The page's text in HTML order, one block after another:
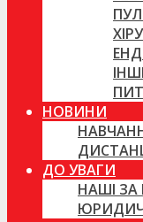
НОВИНИ
ДО УВАГИ
НАШІ